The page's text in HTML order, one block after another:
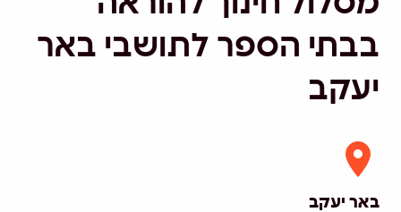
בבתי הספר לתושבי באר
יעקב
באר יעקב